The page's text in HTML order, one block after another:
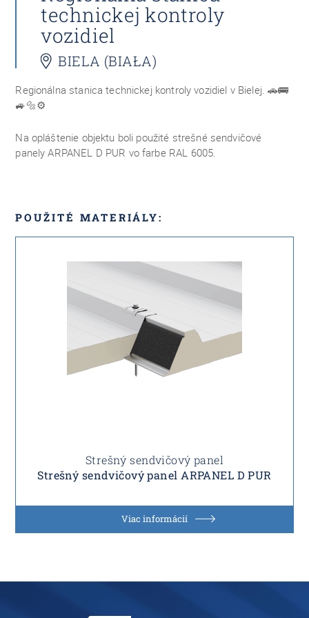
technickej kontroly
vozidiel
BIELA (BIAŁA)
Regionálna stanica technickej kontroly vozidiel v Bielej.🚗🚌
🚙🔩⚙️
Na opláštenie objektu boli použité strešné sendvičové
panely ARPANEL D PUR vo farbe RAL 6005.
POUŽITÉ MATERIÁLY:
Strešný sendvičový panel
Strešný sendvičový panel ARPANEL D PUR
Viac informácií